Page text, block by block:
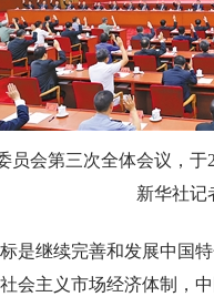
会第三次全体会议，于
新华社记
是继续完善和发展中国
会主义市场经济体制，